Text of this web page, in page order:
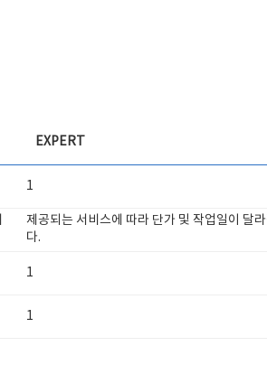
EXPERT
1
제공되는 서비스에 따라 단가 및 작업일이 달라
다.
1
1